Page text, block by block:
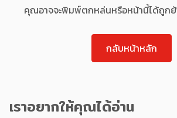
คุณอาจจะพิมพ์ตกหล่นหรือหน้านี้ได้ถูกย้
กลับหน้าหลัก
เราอยากให้คุณได้อ่าน